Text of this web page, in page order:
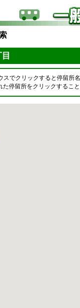
スでクリックすると停留所
た停留所をクリックするこ